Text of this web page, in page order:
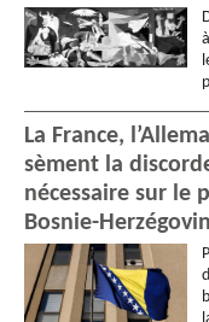
La France,
sèment la
nécessaire sur le
Bosnie-